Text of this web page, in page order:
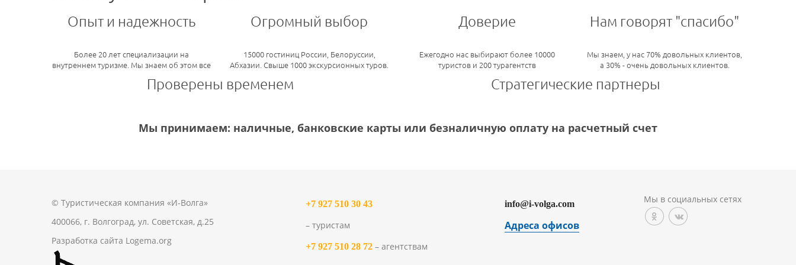
Опыт и надежность
Более 20 лет специализации на
внутреннем туризме. Мы знаем об этом все
Огромный выбор
15000 гостиниц России, Белоруссии,
Абхазии. Свыше 1000 экскурсионных туров.
Доверие
Ежегодно нас выбирают более 10000
туристов и 200 турагентств
Нам говорят "спасибо"
Мы знаем, у нас 70% довольных клиентов,
а 30% - очень довольных клиентов.
Проверены временем Стратегические партнеры
Мы принимаем: наличные, банковские карты или безналичную оплату на расчетный счет
© Туристическая компания «И-Волга»
400066, г. Волгоград, ул. Советская, д.25
Разработка сайта Logema.org
+7 927 510 30 43
– туристам
+7 927 510 28 72 – агентствам
info@i-volga.com
Адреса офисов
Мы в социальных сетях